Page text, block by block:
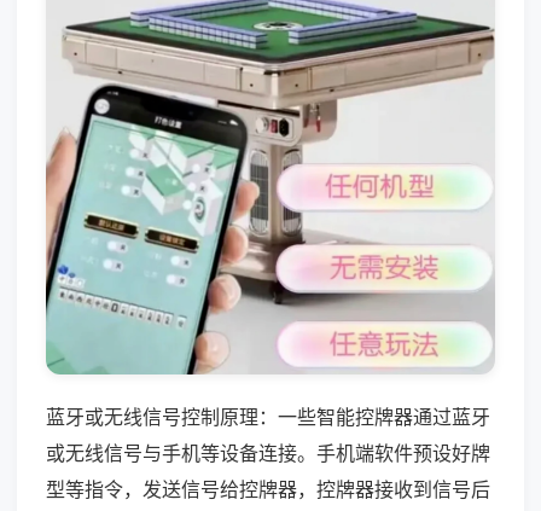
蓝牙或无线信号控制原理：一些智能控牌器通过蓝牙
或无线信号与手机等设备连接。手机端软件预设好牌
型等指令，发送信号给控牌器，控牌器接收到信号后